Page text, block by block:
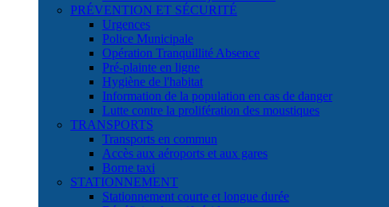
PRÉVENTION ET SÉCURITÉ
Urgences
Police Municipale
Opération Tranquillité Absence
Pré-plainte en ligne
Hygiène de l'habitat
Information de la population en cas de danger
Lutte contre la prolifération des moustiques
TRANSPORTS
Transports en commun
Accès aux aéroports et aux gares
Borne taxi
STATIONNEMENT
Stationnement courte et longue durée